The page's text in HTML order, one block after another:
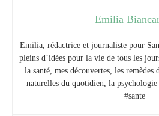
Emilia
Emilia, rédactrice et journaliste pour
pleins d’idées pour la vie de tous les
la santé, mes découvertes, les remèdes
naturelles du quotidien, la
#sante